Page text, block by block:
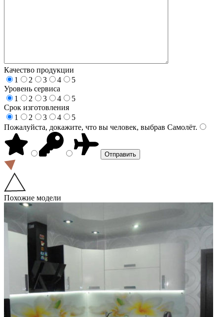
Качество продукции
1
2 3 4
5
Уровень сервиса
1
2 3 4
5
Срок изготовления
1
2 3 4
5
Пожалуйста, докажите, что вы человек, выбрав Самолёт.
Похожие модели